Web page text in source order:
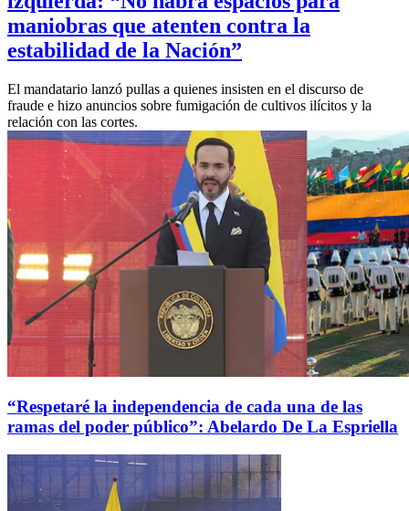
maniobras que atenten contra la
estabilidad de la Nación”
El mandatario lanzó pullas a quienes insisten en el discurso de
fraude e hizo anuncios sobre fumigación de cultivos ilícitos y la
relación con las cortes.
“Respetaré la independencia de cada una de las
ramas del poder público”: Abelardo De La Espriella